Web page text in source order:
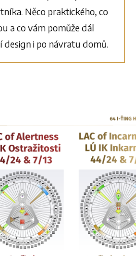
Něco praktického, co
a co vám pomůže dál
i po návratu domů.